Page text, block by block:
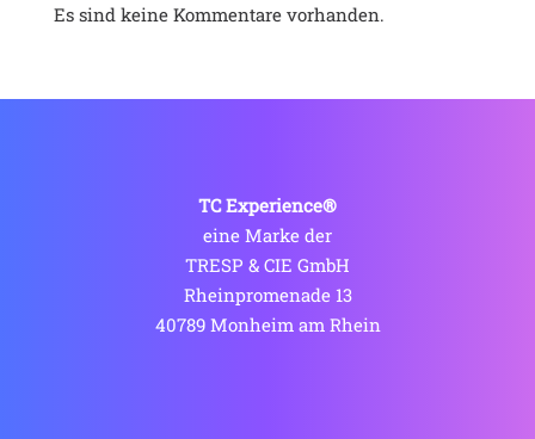
Es sind keine Kommentare vorhanden.
TC Experience®
eine Marke der
TRESP & CIE GmbH
Rheinpromenade 13
40789 Monheim am Rhein